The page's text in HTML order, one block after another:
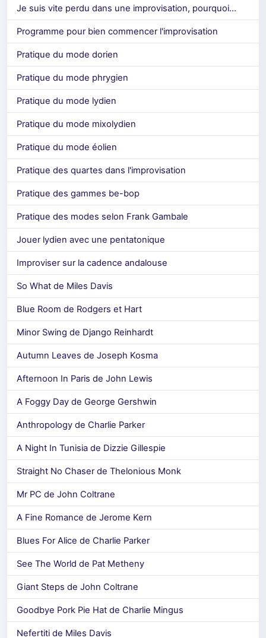
Je suis vite perdu dans une improvisation, pourquoi...
Programme pour bien commencer l'improvisation
Pratique du mode dorien
Pratique du mode phrygien
Pratique du mode lydien
Pratique du mode mixolydien
Pratique du mode éolien
Pratique des quartes dans l'improvisation
Pratique des gammes be-bop
Pratique des modes selon Frank Gambale
Jouer lydien avec une pentatonique
Improviser sur la cadence andalouse
So What de Miles Davis
Blue Room de Rodgers et Hart
Minor Swing de Django Reinhardt
Autumn Leaves de Joseph Kosma
Afternoon In Paris de John Lewis
A Foggy Day de George Gershwin
Anthropology de Charlie Parker
A Night In Tunisia de Dizzie Gillespie
Straight No Chaser de Thelonious Monk
Mr PC de John Coltrane
A Fine Romance de Jerome Kern
Blues For Alice de Charlie Parker
See The World de Pat Metheny
Giant Steps de John Coltrane
Goodbye Pork Pie Hat de Charlie Mingus
Nefertiti de Miles Davis